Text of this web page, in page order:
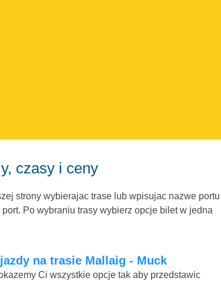
czasy i ceny
strony wybierajac trase lub wpisujac nazwe portu
Po wybraniu trasy wybierz opcje bilet w jedna
na trasie Mallaig - Muck
Ci wszystkie opcje tak aby przedstawic